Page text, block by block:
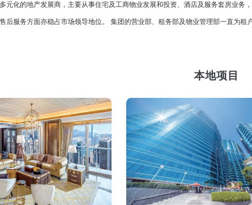
元化的地产发展商，主要从事住宅及工商物业发展和投资、酒店及服务套房业务，
后服务方面亦稳占市场领导地位。 集团的营业部、租务部及物业管理部一直为租
本地项目